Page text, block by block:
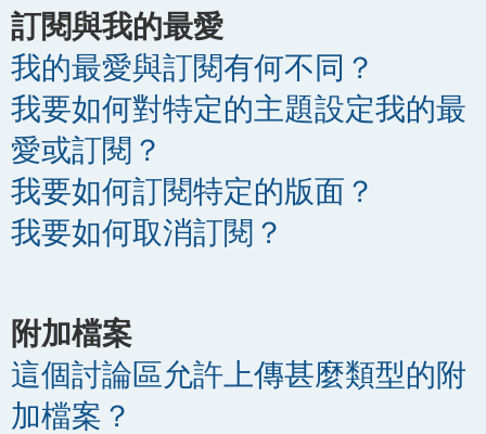
訂閱與我的最愛
我的最愛與訂閱有何不同？
我要如何對特定的主題設定我的最
愛或訂閱？
我要如何訂閱特定的版面？
我要如何取消訂閱？
附加檔案
這個討論區允許上傳甚麼類型的附
加檔案？